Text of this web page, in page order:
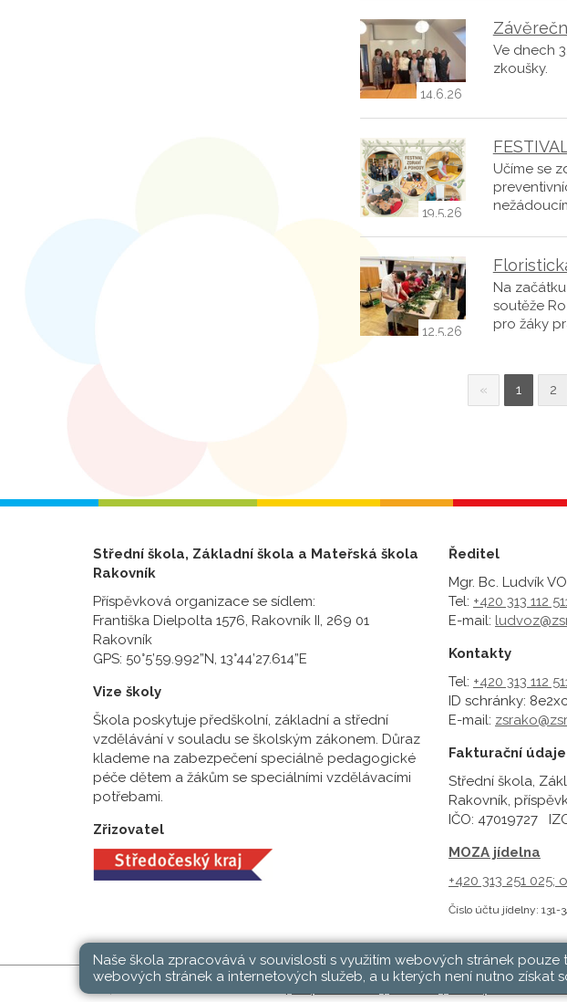
14.6.26
Ve dnech
zkoušky.
19.5.26
Učíme se
12.5.26
Na
soutěže
pro žáky
« 1 2
Střední škola, Základní škola a Mateřská škola
Rakovník
Příspěvková organizace se sídlem:
Františka Dielpolta 1576, Rakovník II, 269 01
Rakovník
GPS: 50°5’59.992”N, 13°44’27.614”E
Vize školy
Škola poskytuje předškolní, základní a střední
vzdělávání v souladu se školským zákonem. Důraz
klademe na zabezpečení speciálně pedagogické
péče dětem a žákům se speciálními vzdělávacími
potřebami.
Zřizovatel
Ředitel
Mgr. Bc. Ludvík
Tel: +420 313 112
E-mail:
Kontakty
Tel: +420 313 112
ID schránky:
E-mail:
Fakturační údaje
Střední škola,
Rakovník,
IČO: 47019727
MOZA jídelna
+420 313 251 025;
Číslo účtu jídelny: 131-
SŠ, ZŠ a MŠ Rakovník © 2026 | Mapa stránek Přihlásit
Naše škola zpracovává v souvislosti s využitím webových stránek
webových stránek a internetových služeb, a u kterých není nutno získat